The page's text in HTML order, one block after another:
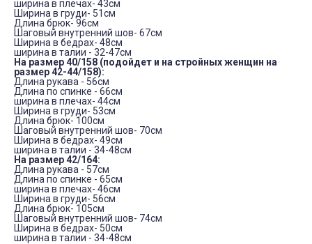
ширина в плечах- 43см
Ширина в груди- 51см
Длина брюк- 96см
Шаговый внутренний шов- 67см
Ширина в бедрах- 48см
ширина в талии - 32-47см
На размер 40/158 (подойдет и на стройных женщин на
размер 42-44/158):
Длина рукава - 56см
Длина по спинке - 66см
ширина в плечах- 44см
Ширина в груди- 53см
Длина брюк- 100см
Шаговый внутренний шов- 70см
Ширина в бедрах- 49см
ширина в талии - 34-48см
На размер 42/164:
Длина рукава - 57см
Длина по спинке - 65см
ширина в плечах- 46см
Ширина в груди- 56см
Длина брюк- 105см
Шаговый внутренний шов- 74см
Ширина в бедрах- 50см
ширина в талии - 34-48см